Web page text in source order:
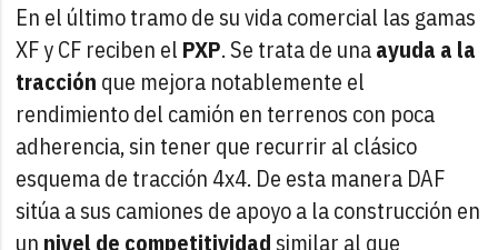
En el último tramo de su vida comercial las gamas
XF y CF reciben el PXP. Se trata de unaayuda a la
tracción que mejora notablemente el
rendimiento del camión en terrenos con poca
adherencia, sin tener que recurrir al clásico
esquema de tracción 4x4. De esta manera DAF
sitúa a sus camiones de apoyo a la construcción en
un nivel de competitividad similar al que